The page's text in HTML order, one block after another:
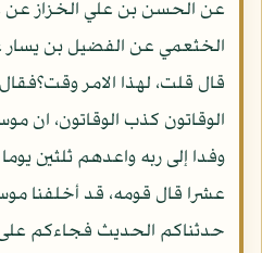
عن الحسن بن علي الخزاز عن
الخثعمي عن الفضيل بن يسار
قال قلت، لهذا الامر
الوقاتون كذب الوقاتون، ان
وفدا إلى ربه واعدهم ثلثين يوما
عشرا قال قومه، قد أخلفنا
حدثناكم الحديث فجاءكم على